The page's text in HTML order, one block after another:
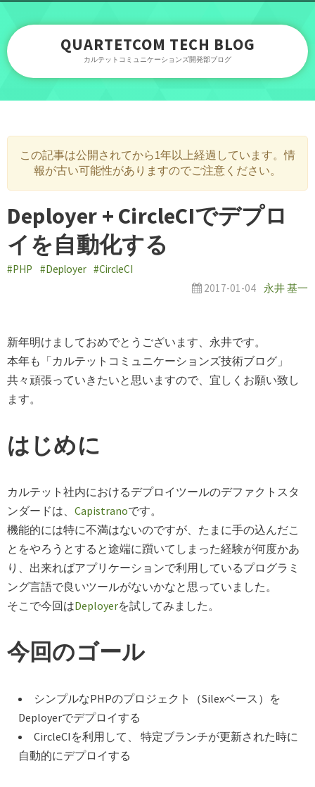
QUARTETCOM TECH BLOG
カルテットコミュニケーションズ開発部ブログ
この記事は公開されてから1年以上経過しています。情
報が古い可能性がありますのでご注意ください。
Deployer + CircleCIでデプロ
イを自動化する
#PHP #Deployer #CircleCI
2017-01-04
永井 基一
新年明けましておめでとうございます、永井です。
本年も「カルテットコミュニケーションズ技術ブログ」
共々頑張っていきたいと思いますので、宜しくお願い致し
ます。
はじめに
カルテット社内におけるデプロイツールのデファクトスタ
ンダードは、 Capistranoです。
機能的には特に不満はないのですが、たまに手の込んだこ
とをやろうとすると途端に躓いてしまった経験が何度かあ
り、出来ればアプリケーションで利用しているプログラミ
ング言語で良いツールがないかなと思っていました。
そこで今回はDeployerを試してみました。
今回のゴール
シンプルなPHPのプロジェクト（Silexベース）を
Deployerでデプロイする
CircleCIを利用して、 特定ブランチが更新された時に
自動的にデプロイする